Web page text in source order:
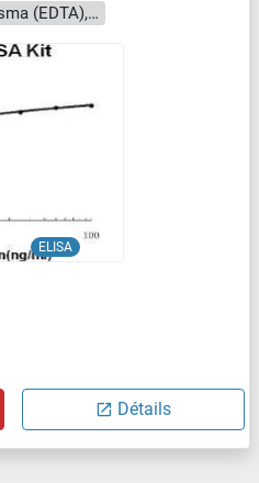
Cell Culture Supernatant, Plasma (EDTA), Plasma (heparin), Serum
ELISA
Détails